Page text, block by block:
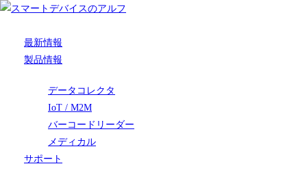
最新情報
製品情報
データコレクタ
IoT / M2M
バーコードリーダー
メディカル
サポート